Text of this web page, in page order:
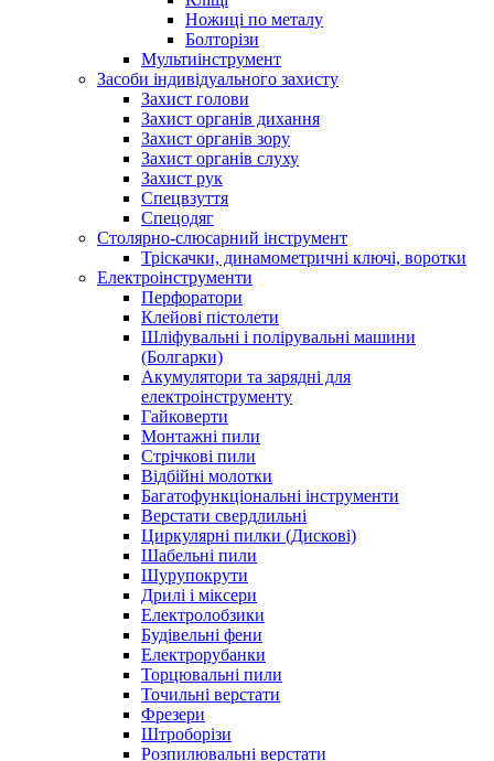
Ножиці по металу
Болторізи
Мультиінструмент
Засоби індивідуального захисту
Захист голови
Захист органів дихання
Захист органів зору
Захист органів слуху
Захист рук
Спецвзуття
Спецодяг
Столярно-слюсарний інструмент
Тріскачки, динамометричні ключі, воротки
Електроінструменти
Перфоратори
Клейові пістолети
Шліфувальні і полірувальні машини
(Болгарки)
Акумулятори та зарядні для
електроінструменту
Гайковерти
Монтажні пили
Стрічкові пили
Відбійні молотки
Багатофункціональні інструменти
Верстати свердлильні
Циркулярні пилки (Дискові)
Шабельні пили
Шурупокрути
Дрилі і міксери
Електролобзики
Будівельні фени
Електрорубанки
Торцювальні пили
Точильні верстати
Фрезери
Штроборізи
Розпилювальні верстати